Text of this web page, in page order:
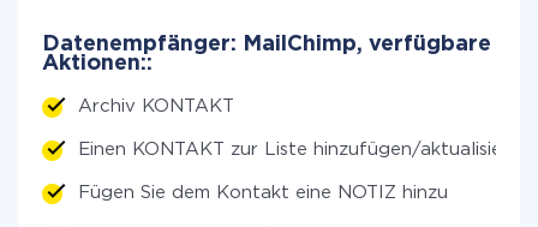
Datenempfänger: MailChimp, verfügbare
Aktionen::
Archiv KONTAKT
Einen KONTAKT zur Liste hinzufügen/aktualisieren
Fügen Sie dem Kontakt eine NOTIZ hinzu